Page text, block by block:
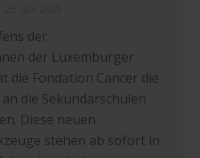
der
der Luxemburger
die Fondation Cancer die
die Sekundarschulen
Diese neuen
stehen ab sofort in